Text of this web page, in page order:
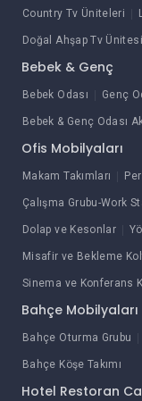
Country Tv Üniteleri
Doğal Ahşap Tv Ünitesi
Bebek & Genç
Bebek Odası Genç
Bebek & Genç Odası
Ofis Mobilyaları
Makam Takımları
Çalışma Grubu-Work
Dolap ve Kesonlar
Misafir ve Bekleme
Sinema ve Konferans
Bahçe Mobilyaları
Bahçe Oturma Grubu
Bahçe Köşe Takımı
Hotel Restoran